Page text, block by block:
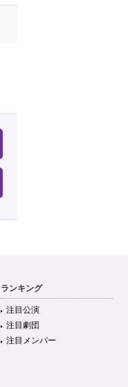
ランキング
注目公演
注目劇団
注目メンバー